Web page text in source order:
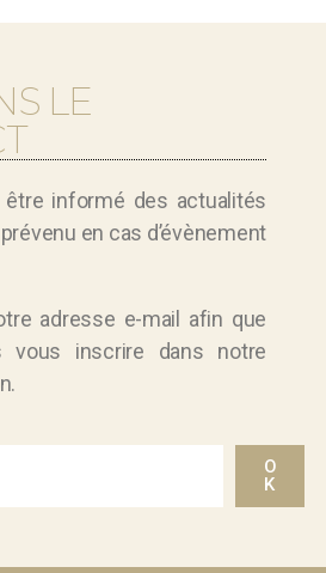
LE
informé des actualités
en cas d’évènement
adresse e-mail afin que
vous inscrire dans notre
O
K